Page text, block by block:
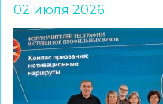
педагога
02 июля 2026